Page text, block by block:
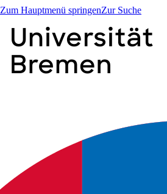
Zum Hauptmenü springenZur Suche